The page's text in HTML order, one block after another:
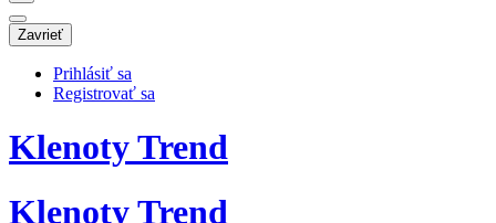
Zavrieť
Prihlásiť sa
Registrovať sa
Klenoty Trend
Klenoty Trend